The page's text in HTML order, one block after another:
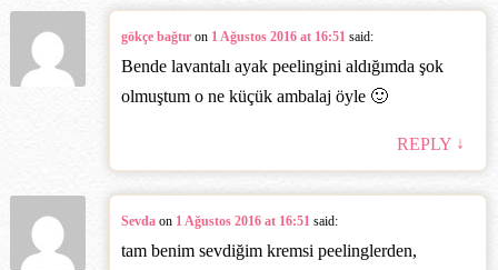
gökçe bağtır on 1 Ağustos 2016 at 16:51 said:
Bende lavantalı ayak peelingini aldığımda şok
olmuştum o ne küçük ambalaj öyle 🙂
REPLY ↓
Sevda on 1 Ağustos 2016 at 16:51 said:
tam benim sevdiğim kremsi peelinglerden,